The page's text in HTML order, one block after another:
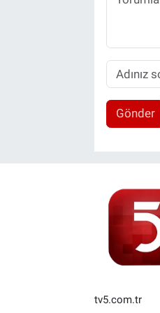
Gönder
tv5.com.tr